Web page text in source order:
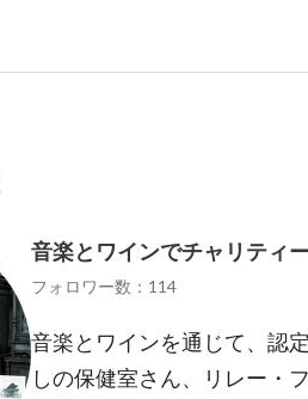
音楽とワインでチャリティ
フォロワー数：114
音楽とワインを通じて、認
しの保健室さん、リレー・